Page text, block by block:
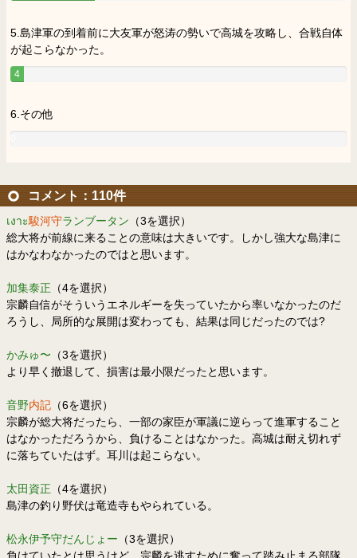
5.島津軍の到着前に大友軍が怒涛の勢いで高城を攻略し、合戦自体
が起こらなかった。
4
6.その他
コメント：110件
เงาะ駿河守ランブータン （3を選択）
総大将が前線に来ることの意味は大きいです。しかし強大な島津に
はかなわなかったのではと思います。
加集泰正 （4を選択）
宗麟自信がそういうエネルギーを失っていたから率いなかったのだ
ろうし、局所的な展開は変わっても、結果は同じだったのでは?
かみゅ〜 （3を選択）
より早く撤退して、損害は最小限だったと思います。
音野内記 （6を選択）
宗麟が総大将だったら、一部の家臣が軍議に逆らって進軍すること
はなかっただろうから、負けることはなかった。高城は耐え切れず
に落ちていたはず。耳川は起こらない。
太田資正 （4を選択）
島津の釣り野伏は竜造寺もやられている。
松永伊予守だんじょー （3を選択）